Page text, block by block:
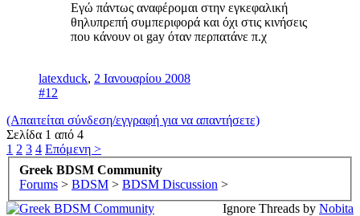
Εγώ πάντως αναφέρομαι στην εγκεφαλική
θηλυπρεπή συμπεριφορά και όχι στις κινήσεις
που κάνουν οι gay όταν περπατάνε π.χ
latexduck, 2 Ιανουαρίου 2008
#12
(Απαιτείται σύνδεση/εγγραφή για να απαντήσετε)
Σελίδα 1 από 4
1 2 3 4 Επόμενη >
Greek BDSM Community
Forums > BDSM > BDSM Discussion >
Ignore Threads by Nobita